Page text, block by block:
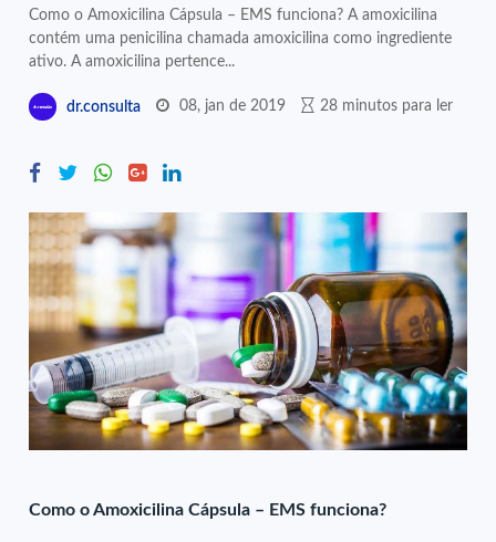
Como o Amoxicilina Cápsula – EMS funciona? A amoxicilina
contém uma penicilina chamada amoxicilina como ingrediente
ativo. A amoxicilina pertence...
dr.consulta 08, jan de 2019 28 minutos para ler
Como o Amoxicilina Cápsula – EMS funciona?